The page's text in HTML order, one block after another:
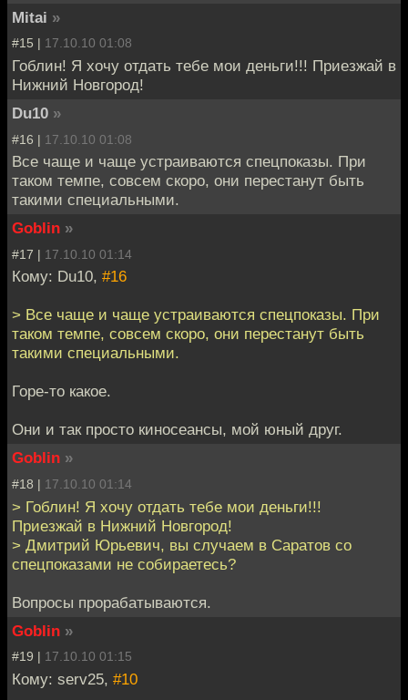
Mitai »
#15 | 17.10.10 01:08
Гоблин! Я хочу отдать тебе мои деньги!!! Приезжай в
Нижний Новгород!
Du10 »
#16 | 17.10.10 01:08
Все чаще и чаще устраиваются спецпоказы. При
таком темпе, совсем скоро, они перестанут быть
такими специальными.
Goblin »
#17 | 17.10.10 01:14
Кому: Du10, #16
> Все чаще и чаще устраиваются спецпоказы. При
таком темпе, совсем скоро, они перестанут быть
такими специальными.
Горе-то какое.
Они и так просто киносеансы, мой юный друг.
Goblin »
#18 | 17.10.10 01:14
> Гоблин! Я хочу отдать тебе мои деньги!!!
Приезжай в Нижний Новгород!
> Дмитрий Юрьевич, вы случаем в Саратов со
спецпоказами не собираетесь?
Вопросы прорабатываются.
Goblin »
#19 | 17.10.10 01:15
Кому: serv25, #10